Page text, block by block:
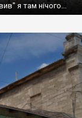
я там нічого...